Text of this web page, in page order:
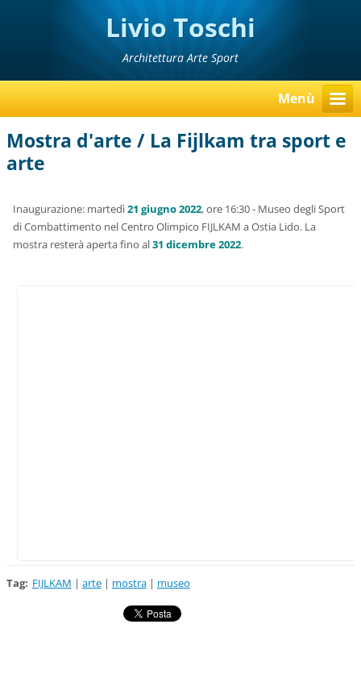
Livio Toschi
Architettura Arte Sport
Menù
Mostra d'arte / La Fijlkam tra sport e
arte
Inaugurazione: martedì21 giugno 2022, ore 16:30 - Museo degli Sport
di Combattimento nel Centro Olimpico FIJLKAM a Ostia Lido. La
mostra resterà aperta fino al31 dicembre 2022.
Tag: FIJLKAM | arte | mostra | museo